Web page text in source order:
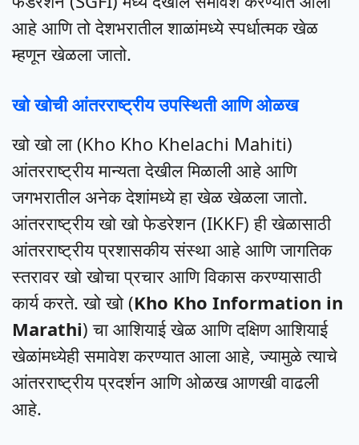
आहे आणि तो देशभरातील शाळांमध्ये स्पर्धात्मक खेळ
म्हणून खेळला जातो.
खो खोची आंतरराष्ट्रीय उपस्थिती आणि ओळख
खो खो ला (Kho Kho Khelachi Mahiti)
आंतरराष्ट्रीय मान्यता देखील मिळाली आहे आणि
जगभरातील अनेक देशांमध्ये हा खेळ खेळला जातो.
आंतरराष्ट्रीय खो खो फेडरेशन (IKKF) ही खेळासाठी
आंतरराष्ट्रीय प्रशासकीय संस्था आहे आणि जागतिक
स्तरावर खो खोचा प्रचार आणि विकास करण्यासाठी
कार्य करते. खो खो (Kho Kho Information in
Marathi) चा आशियाई खेळ आणि दक्षिण आशियाई
खेळांमध्येही समावेश करण्यात आला आहे, ज्यामुळे त्याचे
आंतरराष्ट्रीय प्रदर्शन आणि ओळख आणखी वाढली
आहे.